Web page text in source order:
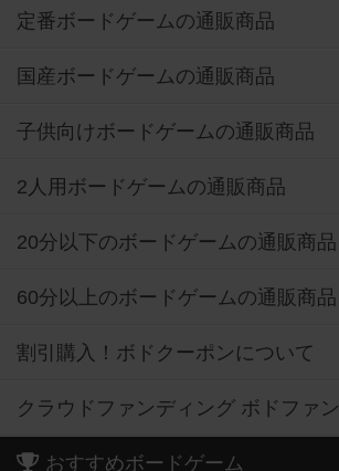
定番ボードゲームの通販商品
国産ボードゲームの通販商品
子供向けボードゲームの通販商品
2人用ボードゲームの通販商品
20分以下のボードゲームの通販商品
60分以上のボードゲームの通販商品
割引購入！ボドクーポンについて
クラウドファンディング ボドファン
おすすめボードゲーム